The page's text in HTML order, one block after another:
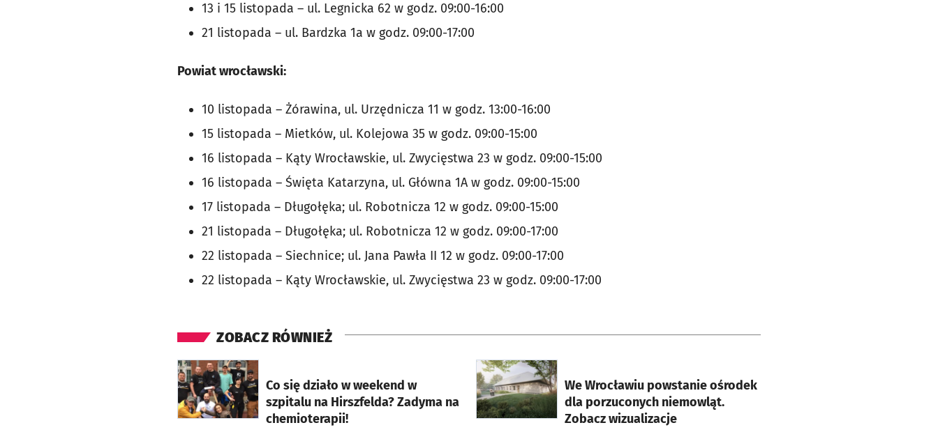
13 i 15 listopada – ul. Legnicka 62 w godz. 09:00-16:00
21 listopada – ul. Bardzka 1a w godz. 09:00-17:00
Powiat wrocławski:
10 listopada – Żórawina, ul. Urzędnicza 11 w godz. 13:00-16:00
15 listopada – Mietków, ul. Kolejowa 35 w godz. 09:00-15:00
16 listopada – Kąty Wrocławskie, ul. Zwycięstwa 23 w godz. 09:00-15:00
16 listopada – Święta Katarzyna, ul. Główna 1A w godz. 09:00-15:00
17 listopada – Długołęka; ul. Robotnicza 12 w godz. 09:00-15:00
21 listopada – Długołęka; ul. Robotnicza 12 w godz. 09:00-17:00
22 listopada – Siechnice; ul. Jana Pawła II 12 w godz. 09:00-17:00
22 listopada – Kąty Wrocławskie, ul. Zwycięstwa 23 w godz. 09:00-17:00
ZOBACZ RÓWNIEŻ
Co się działo w weekend w
szpitalu na Hirszfelda? Zadyma na
chemioterapii!
otworzy się w nowej karcie
We Wrocławiu powstanie ośrodek
dla porzuconych niemowląt.
Zobacz wizualizacje
otworzy się w nowej karcie